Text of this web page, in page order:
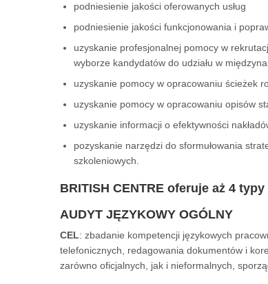
podniesienie jakości oferowanych usług
podniesienie jakości funkcjonowania i
uzyskanie profesjonalnej pomocy w
wyborze kandydatów do udziału w
uzyskanie pomocy w opracowaniu ścieżek
uzyskanie pomocy w opracowaniu opisów
uzyskanie informacji o efektywności
pozyskanie narzędzi do sformułowania
szkoleniowych.
BRITISH CENTRE oferuje aż 4
AUDYT JĘZYKOWY OGÓLNY
CEL: zbadanie kompetencji językowych
telefonicznych, redagowania dokumentów i
zarówno oficjalnych, jak i nieformalnych,